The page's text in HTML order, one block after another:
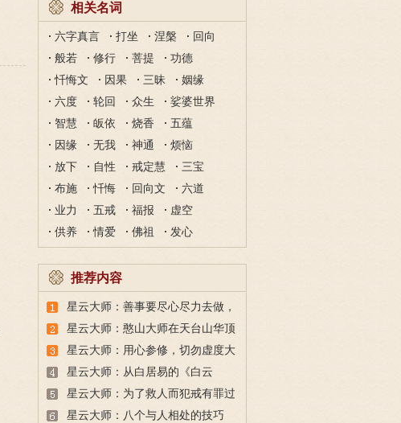
相关名词
六字真言 打坐 涅槃
回向
般若
修行 菩提
功德
忏悔文
因果 三昧
姻缘
六度
轮回 众生
娑婆世界
智慧
皈依 烧香
五蕴
因缘
无我 神通
烦恼
放下
自性 戒定慧
三宝
布施
忏悔 回向文
六道
业力
五戒 福报
虚空
供养
情爱 佛祖 发心
推荐内容
星云大师：善事要尽心尽力去做，
恶事则要毫不犹豫的断除
星云大师：憨山大师在天台山华顶
峰写下的诗偈解释
星云大师：用心参修，切勿虚度大
好时光，时间就是生命
星云大师：从白居易的《白云
泉》，学习出家人的无所求
星云大师：为了救人而犯戒有罪过
吗？这个故事告诉你
星云大师：八个与人相处的技巧